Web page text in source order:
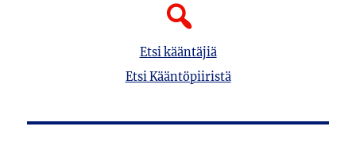
Etsi kääntäjiä
Etsi Kääntöpiiristä